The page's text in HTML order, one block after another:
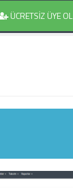
ÜCRETSİZ ÜYE OL